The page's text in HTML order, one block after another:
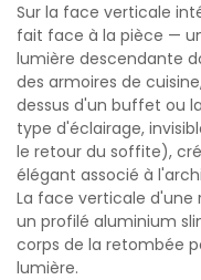
Sur la face verticale
fait face à la pièce —
lumière descendante
des armoires de
dessus d'un buffet ou
type d'éclairage,
le retour du soffite),
élégant associé à
La face verticale
un profilé aluminium
corps de la retombée
lumière.